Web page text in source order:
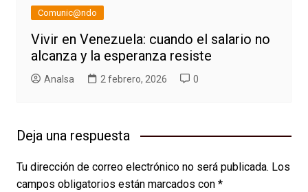
Comunic@ndo
Vivir en Venezuela: cuando el salario no
alcanza y la esperanza resiste
AnaIsa 2 febrero, 2026 0
Deja una respuesta
Tu dirección de correo electrónico no será publicada. Los
campos obligatorios están marcados con *